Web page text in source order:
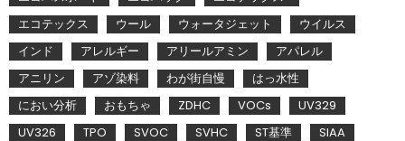
エコテックス
ウール ウォータジェット
ウイルス
インド
アレルギー アリールアミン
アパレル
アニリン
アゾ染料 わが街自慢
はっ水性
におい分析
おもちゃ ZDHC VOCs
UV329
UV326
TPO SVOC SVHC ST基準
SIAA